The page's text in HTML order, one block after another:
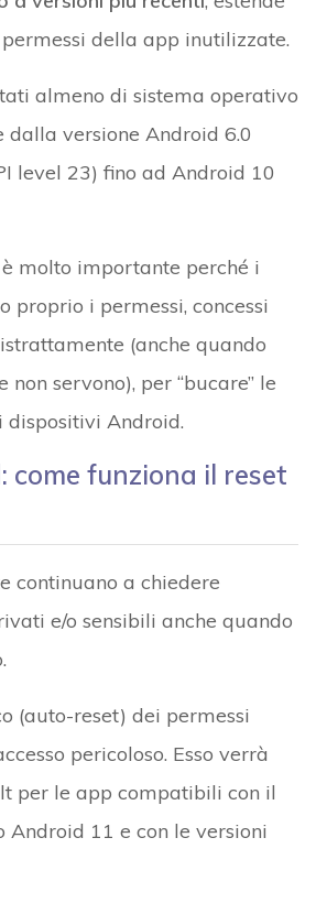
della app inutilizzate.
almeno di sistema operativo
versione Android 6.0
level 23) fino ad Android 10
molto importante perché i
proprio i permessi, concessi
(anche quando
non servono), per “bucare” le
dispositivi Android.
come funziona il reset
continuano a chiedere
e/o sensibili anche quando
(auto-reset) dei permessi
pericoloso. Esso verrà
per le app compatibili con il
Android 11 e con le versioni